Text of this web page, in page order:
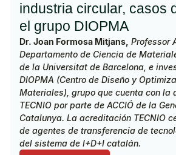
industria circular, casos
el grupo DIOPMA
Dr. Joan Formosa Mitjans, Professor
Departamento de Ciencia de
de la Universitat de Barcelona, e
DIOPMA (Centro de Diseño y
Materiales), grupo que cuenta con la
TECNIO por parte de ACCIÓ de la
Catalunya. La acreditación TECNIO
de agentes de transferencia de
del sistema de I+D+I catalán.